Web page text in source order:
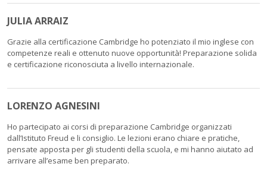
JULIA ARRAIZ
Grazie alla certificazione Cambridge ho potenziato il mio inglese con
competenze reali e ottenuto nuove opportunità! Preparazione solida
e certificazione riconosciuta a livello internazionale.
LORENZO AGNESINI
Ho partecipato ai corsi di preparazione Cambridge organizzati
dall’Istituto Freud e li consiglio. Le lezioni erano chiare e pratiche,
pensate apposta per gli studenti della scuola, e mi hanno aiutato ad
arrivare all’esame ben preparato.